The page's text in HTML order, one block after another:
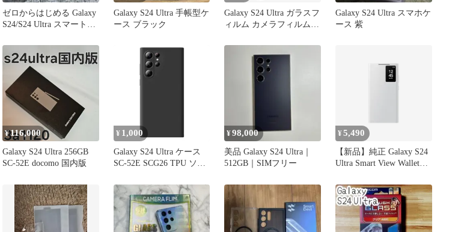
ゼロからはじめる Galaxy
S24/S24 Ultra スマートガ
Galaxy S24 Ultra 手帳型ケ
ース ブラック
Galaxy S24 Ultra ガラスフ
ィルム カメラフィルム
Galaxy S24 Ultra スマホケ
ース 紫
¥116,000
Galaxy S24 Ultra 256GB
SC-52E docomo 国内版
¥ 1,000
Galaxy S24 Ultra ケース
SC-52E SCG26 TPU ソフ
【Color】ブラック
¥98,000
美品 Galaxy S24 Ultra｜
512GB｜SIMフリー
¥5,490
【新品】純正 Galaxy S24
Ultra Smart View Wallet